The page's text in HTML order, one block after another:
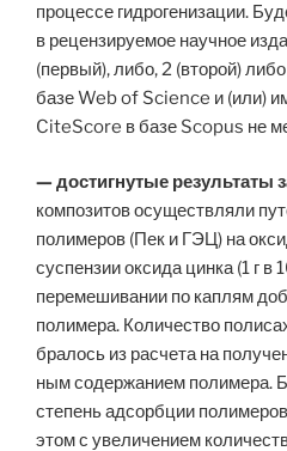
процессе гидрогенизации.
в рецензируемое научное
(первый), либо, 2 (второй)
базе Web of Science и (или)
CiteScore в базе Scopus не
—достигнутые результаты
композитов осуществляли
полимеров (Пек и ГЭЦ) на
суспензии оксида цинка (1 г в
перемешивании по каплям
полимера. Количество
бралось из расчета на
ным содержанием полимера.
степень адсорбции
этом с увеличением